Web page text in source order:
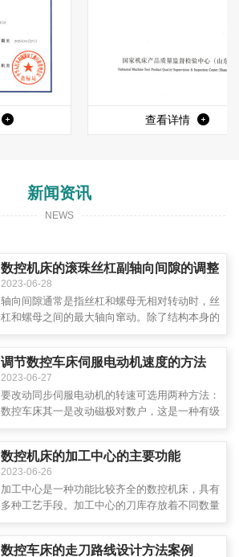
查看详情
新闻资讯
NEWS
数控机床的滚珠丝杠副轴向间隙的调整
2023-06-28
轴向间隙通常是指丝杠和螺母无相对转动时，丝
杠和螺母之间的最大轴向窜动。除了结构本身的
珠丝杠副间隙时应考虑以下情况：预加载符合能
够有效地减小弹性变形所带来的轴向位移，但过
大的预加载荷将增加摩擦阻力，降低传动效率，
并使寿...
调节数控车床​伺服电动机速度的方法
2023-06-27
要改动同步伺服电动机的转速可选用两种方法：
数控车床其一是改动磁极对数户，这是一种有级
速，通过改动电动机电源频率来改动电动机的转
速，这是沟通同步电动机的一种较为理想的调速
方法，该方法可完结无级调速，其功率和功率
因...
数控机床的加工中心的主要功能
2023-06-26
加工中心是一种功能比较齐全的数控机床，具有
多种工艺手段。加工中心的刀库存放着不同数量
主要区别。加工中心与同类数控机床相比，结构
数控车床的走刀路线设计方法案例